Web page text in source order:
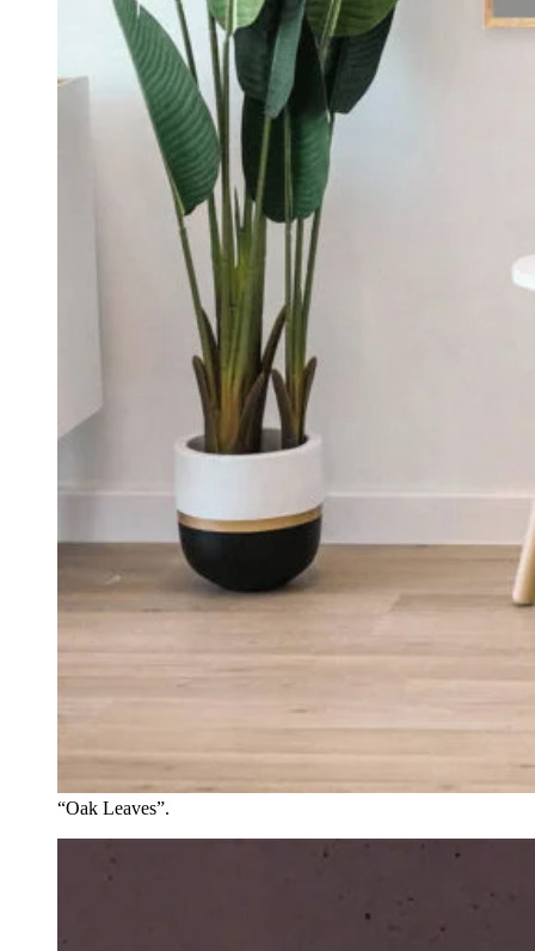
“Oak Leaves”.